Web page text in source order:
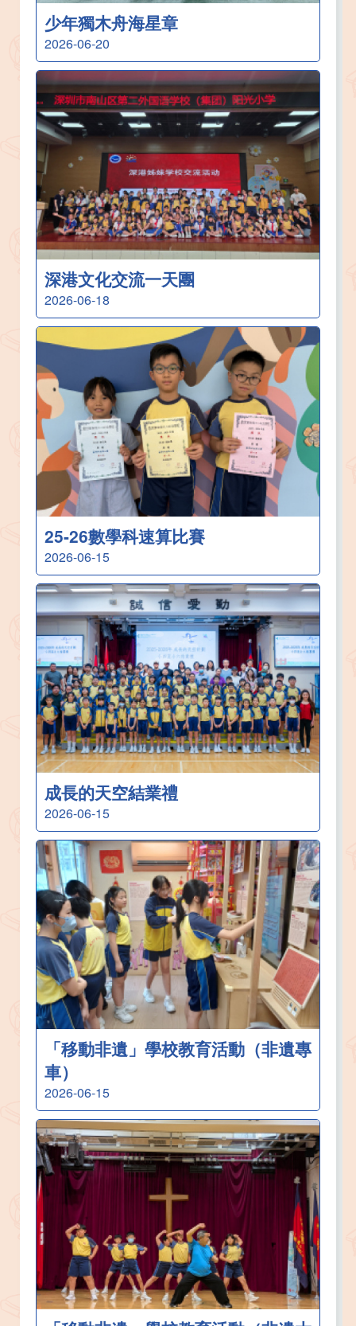
少年獨木舟海星章
2026-06-20
深港文化交流一天團
2026-06-18
25-26數學科速算比賽
2026-06-15
成長的天空結業禮
2026-06-15
「移動非遺」學校教育活動（非遺專
車）
2026-06-15